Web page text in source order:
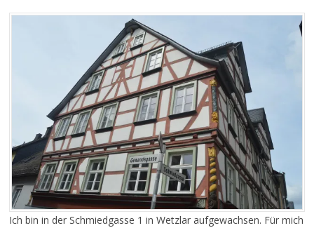
Ich bin in der Schmiedgasse 1 in Wetzlar aufgewachsen. Für mich